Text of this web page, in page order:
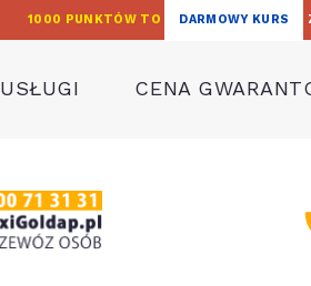
1000 PUNKTÓW TO DARMOWY KURS
USŁUGI CENA